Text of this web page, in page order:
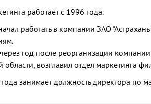
работает с 1996 года.
работать в компании ЗАО
год после реорганизации
области, возглавил отдел маркетинга
занимает должность директора по